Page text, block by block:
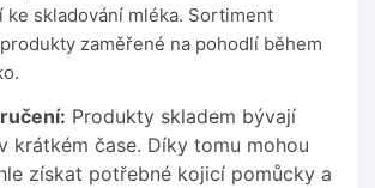
ke skladování mléka. Sortiment
zaměřené na pohodlí během
Produkty skladem bývají
krátkém čase. Díky tomu mohou
získat potřebné kojicí pomůcky a